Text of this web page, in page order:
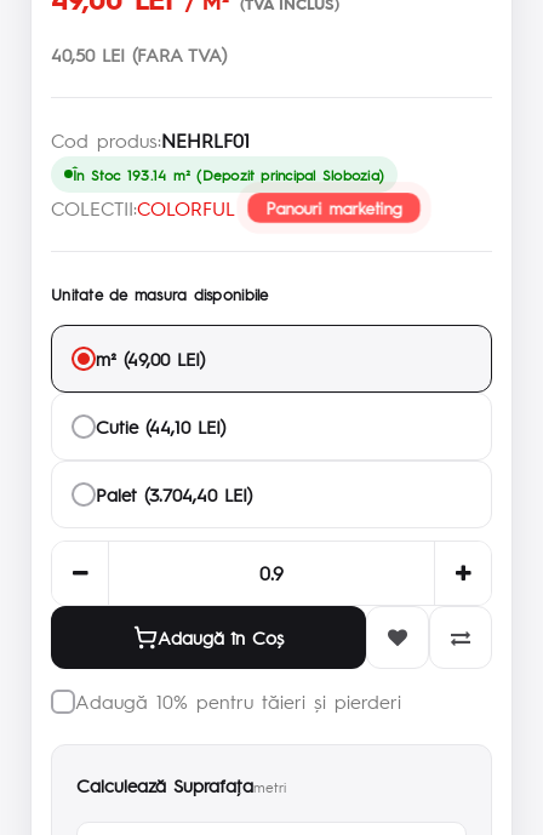
40,50 LEI (FARA TVA)
Cod produs:NEHRLF01
În Stoc 193.14 m² (Depozit principal Slobozia)
COLECTII:COLORFUL Panouri marketing
Unitate de masura disponibile
m² (49,00 LEI)
Cutie (44,10 LEI)
Palet (3.704,40 LEI)
Adaugă în Coş
Adaugă 10% pentru tăieri și pierderi
Calculează Suprafaţametri